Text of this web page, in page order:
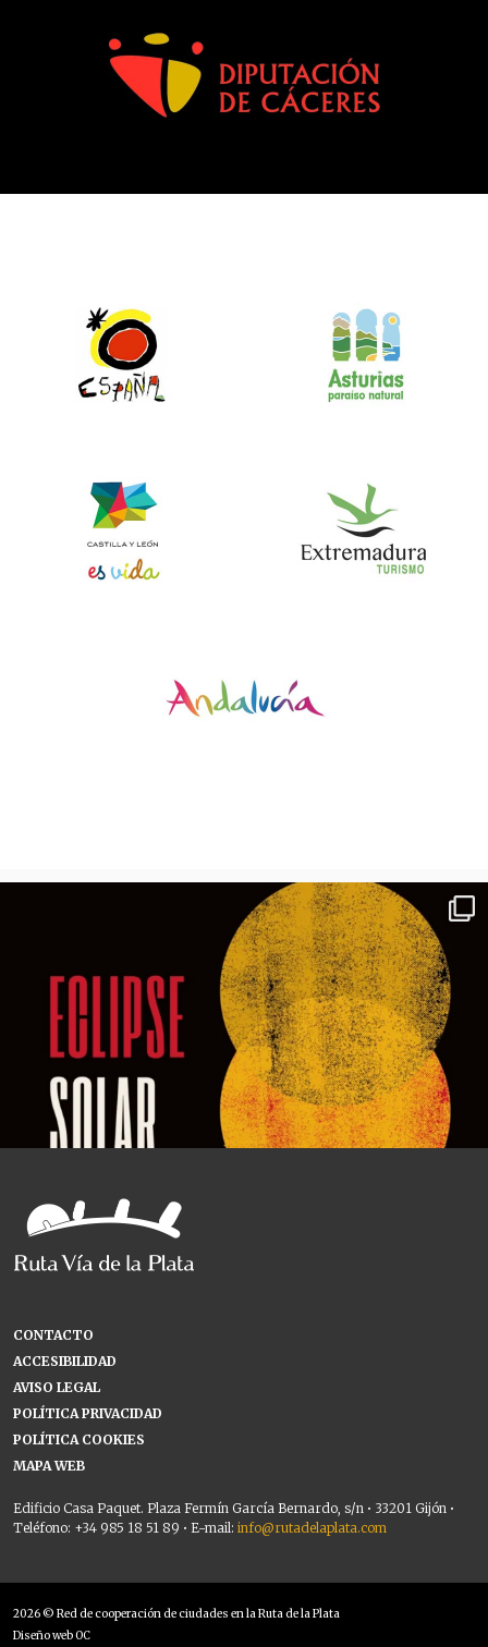
CONTACTO
ACCESIBILIDAD
AVISO LEGAL
POLÍTICA PRIVACIDAD
POLÍTICA COOKIES
MAPA WEB
Edificio Casa Paquet. Plaza Fermín García Bernardo, s/n • 33201 Gijón •
Teléfono: +34 985 18 51 89 • E-mail: info@rutadelaplata.com
2026 © Red de cooperación de ciudades en la Ruta de la Plata
Diseño web OC